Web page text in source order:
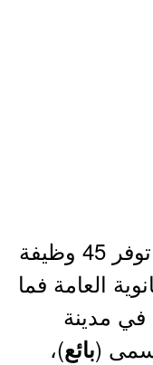
أعلنت شركة العربية للعود توفر 45 وظيفة
العامة فما
مدينة
(بائع)،